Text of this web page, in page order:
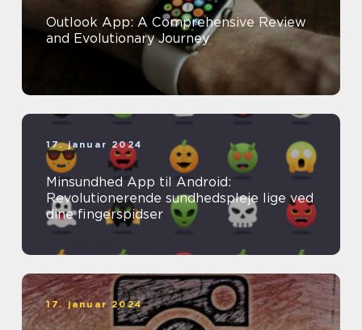
Outlook App: A Comprehensive Review
and Evolutionary Journey
17. januar 2024
Minsundhed App til Android:
Revolutionerende sundhedspleje lige ved
dine fingerspidser
17. januar 2024